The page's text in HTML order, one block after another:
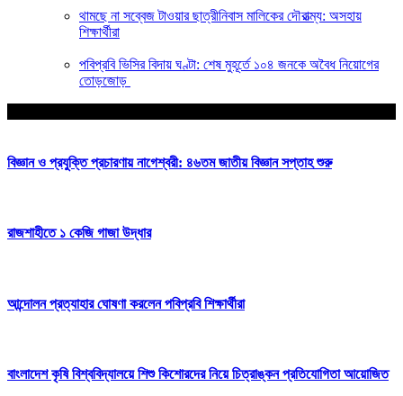
থামছে না সব্বেজ টাওয়ার ছাত্রীনিবাস মালিকের দৌরাত্ম্য: অসহায়
শিক্ষার্থীরা
পবিপ্রবি ভিসির বিদায় ঘণ্টা: শেষ মুহূর্তে ১০৪ জনকে অবৈধ নিয়োগের
তোড়জোড়
বিজ্ঞান ও প্রযুক্তি প্রচারণায় নাগেশ্বরী: ৪৬তম জাতীয় বিজ্ঞান সপ্তাহ শুরু
রাজশাহীতে ১ কেজি গাজা উদ্ধার
আন্দোলন প্রত্যাহার ঘোষণা করলেন পবিপ্রবি শিক্ষার্থীরা
বাংলাদেশ কৃষি বিশ্ববিদ্যালয়ে শিশু কিশোরদের নিয়ে চিত্রাঙ্কন প্রতিযোগিতা আয়োজিত